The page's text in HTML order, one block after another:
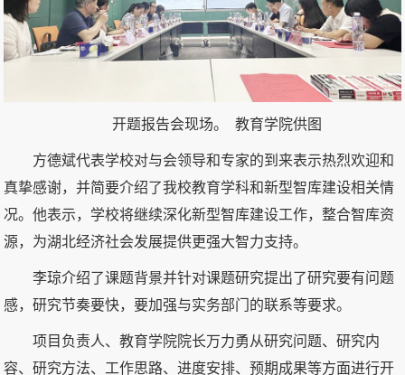
开题报告会现场。 教育学院供图
方德斌代表学校对与会领导和专家的到来表示热烈欢迎和
真挚感谢，并简要介绍了我校教育学科和新型智库建设相关情
况。他表示，学校将继续深化新型智库建设工作，整合智库资
源，为湖北经济社会发展提供更强大智力支持。
李琼介绍了课题背景并针对课题研究提出了研究要有问题
感，研究节奏要快，要加强与实务部门的联系等要求。
项目负责人、教育学院院长万力勇从研究问题、研究内
容、研究方法、工作思路、进度安排、预期成果等方面进行开